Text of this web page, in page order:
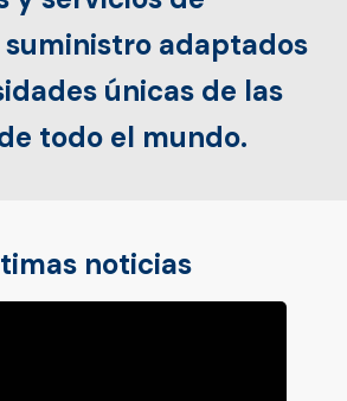
adaptados
únicas de las
todo el mundo.
noticias